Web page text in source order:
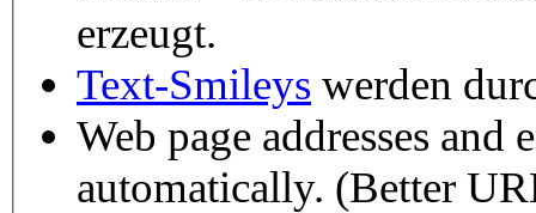
erzeugt.
Text-Smileys werden
Web page addresses
automatically. (Better